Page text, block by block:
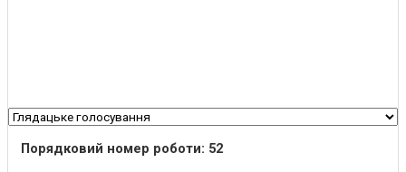
Порядковий номер роботи: 52